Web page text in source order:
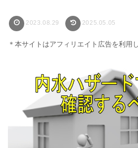
2023.08.29 2025.05.05
＊本サイトはアフィリエイト広告を利用